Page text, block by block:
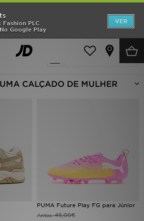
Fashion PLC
Google Play
VER
Calçado de Mulher
Actualizar a pesquisa
CALÇADO DE MULHER
PUMA Future Play FG para Júnior
Antes45,00€